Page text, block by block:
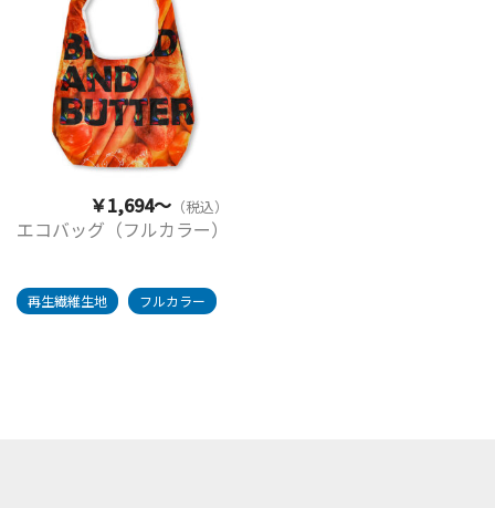
￥1,694～ （税込）
エコバッグ（フルカラー）
再生繊維生地 フルカラー